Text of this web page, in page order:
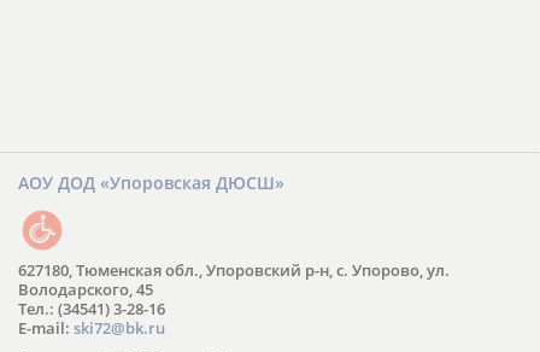
АОУ ДОД «Упоровская ДЮСШ»
627180, Тюменская обл., Упоровский р-н, с. Упорово, ул.
Володарского, 45
Тел.: (34541) 3-28-16
E-mail: ski72@bk.ru